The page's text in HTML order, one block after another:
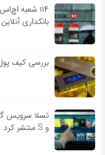
۱۱۴ شعبه
بانکداری
بررسی کیف‌ پول
و S منتشر کرد